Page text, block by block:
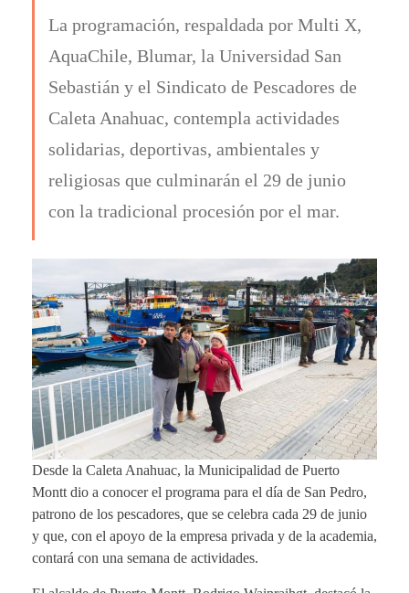
La programación, respaldada por Multi X,
AquaChile, Blumar, la Universidad San
Sebastián y el Sindicato de Pescadores de
Caleta Anahuac, contempla actividades
solidarias, deportivas, ambientales y
religiosas que culminarán el 29 de junio
con la tradicional procesión por el mar.
Desde la Caleta Anahuac, la Municipalidad de Puerto
Montt dio a conocer el programa para el día de San Pedro,
patrono de los pescadores, que se celebra cada 29 de junio
y que, con el apoyo de la empresa privada y de la academia,
contará con una semana de actividades.